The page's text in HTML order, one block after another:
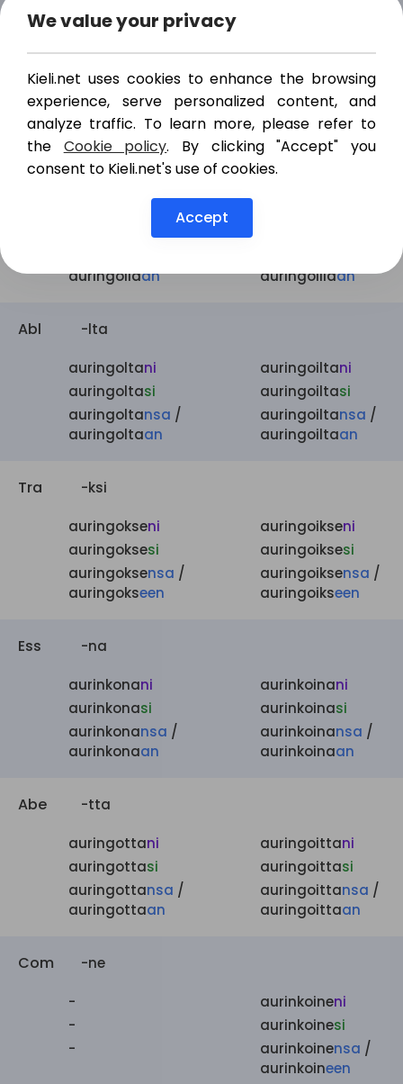
All -lle
auringolleni
auringollesi
auringollensa
/
auringolleen
auringoilleni
auringoillesi
auringoille nsa/
auringoillean
Ade -lla
si
auringollaan
auringoillaan
Abl -lta
auringoltani
auringoltasi
auringoltansa /
auringoltaan
auringoiltani
auringoiltasi
auringoiltansa /
auringoiltaan
Tra -ksi
auringokseni
auringoksesi
auringoksensa /
auringokseen
auringoikseni
auringoiksesi
auringoiksensa /
auringoikseen
Ess -na
aurinkonani
aurinkonasi
aurinkonansa /
aurinkonaan
aurinkoinani
aurinkoinasi
aurinkoinansa /
aurinkoinaan
Abe -tta
auringottani
auringottasi
auringottansa /
auringottaan
auringoittani
auringoittasi
auringoittansa /
auringoittaan
Com -ne
-
-
-
aurinkoineni
aurinkoinesi
aurinkoinensa /
aurinkoineen
We value your privacy
Kieli.net uses cookies to enhance the browsing
experience, serve personalized content, and
analyze traffic. To learn more, please refer to
the Cookie policy. By clicking "Accept" you
consent to Kieli.net's use of cookies.
Accept